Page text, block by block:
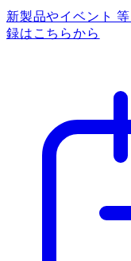
新製品やイベント
録はこちらから